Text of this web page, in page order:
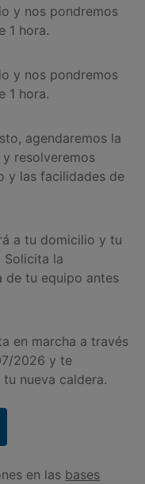
y nos pondremos
1 hora.
y nos pondremos
1 hora.
agendaremos la
y resolveremos
y las facilidades de
a tu domicilio y tu
Solicita la
de tu equipo antes
en marcha a través
2026 y te
nueva caldera.
en las bases